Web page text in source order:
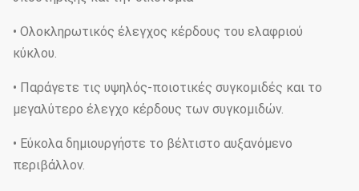
• Ολοκληρωτικός έλεγχος κέρδους του ελαφριού
κύκλου.
• Παράγετε τις υψηλός-ποιοτικές συγκομιδές και το
μεγαλύτερο έλεγχο κέρδους των συγκομιδών.
• Εύκολα δημιουργήστε το βέλτιστο αυξανόμενο
περιβάλλον.